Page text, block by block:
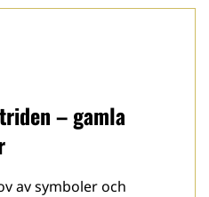
– gamla
av symboler och